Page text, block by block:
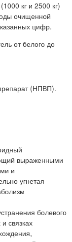
кг и 2500 кг)
очищенной
цифр.
от белого до
(НПВП).
выраженными
и
угнетая
болевого
связках